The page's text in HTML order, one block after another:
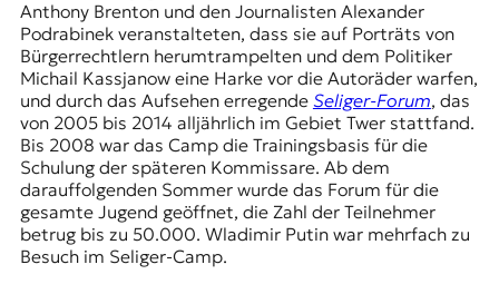
Anthony Brenton und den Journalisten Alexander
Podrabinek veranstalteten, dass sie auf Porträts von
Bürgerrechtlern herumtrampelten und dem Politiker
Michail Kassjanow eine Harke vor die Autoräder warfen,
und durch das Aufsehen erregende Seliger-Forum, das
von 2005 bis 2014 alljährlich im Gebiet Twer stattfand.
Bis 2008 war das Camp die Trainingsbasis für die
Schulung der späteren Kommissare. Ab dem
darauffolgenden Sommer wurde das Forum für die
gesamte Jugend geöffnet, die Zahl der Teilnehmer
betrug bis zu 50.000. Wladimir Putin war mehrfach zu
Besuch im Seliger-Camp.